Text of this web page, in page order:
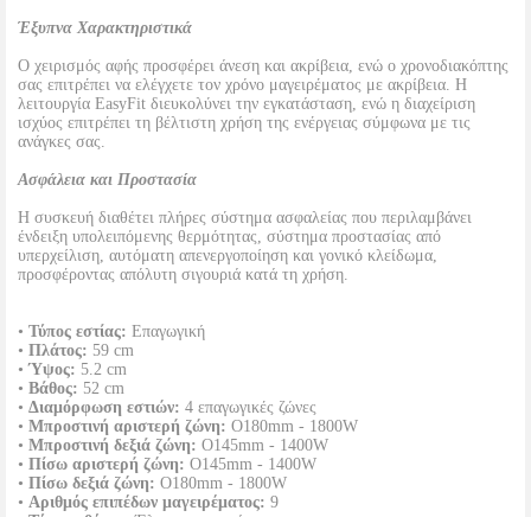
Έξυπνα Χαρακτηριστικά
Ο χειρισμός αφής προσφέρει άνεση και ακρίβεια, ενώ ο χρονοδιακόπτης
σας επιτρέπει να ελέγχετε τον χρόνο μαγειρέματος με ακρίβεια. Η
λειτουργία EasyFit διευκολύνει την εγκατάσταση, ενώ η διαχείριση
ισχύος επιτρέπει τη βέλτιστη χρήση της ενέργειας σύμφωνα με τις
ανάγκες σας.
Ασφάλεια και Προστασία
Η συσκευή διαθέτει πλήρες σύστημα ασφαλείας που περιλαμβάνει
ένδειξη υπολειπόμενης θερμότητας, σύστημα προστασίας από
υπερχείλιση, αυτόματη απενεργοποίηση και γονικό κλείδωμα,
προσφέροντας απόλυτη σιγουριά κατά τη χρήση.
• Τύπος εστίας: Επαγωγική
• Πλάτος: 59 cm
•Ύψος: 5.2 cm
• Βάθος: 52 cm
• Διαμόρφωση εστιών: 4 επαγωγικές ζώνες
• Μπροστινή αριστερή ζώνη: O180mm - 1800W
• Μπροστινή δεξιά ζώνη: O145mm - 1400W
• Πίσω αριστερή ζώνη: O145mm - 1400W
• Πίσω δεξιά ζώνη: O180mm - 1800W
• Αριθμός επιπέδων μαγειρέματος: 9